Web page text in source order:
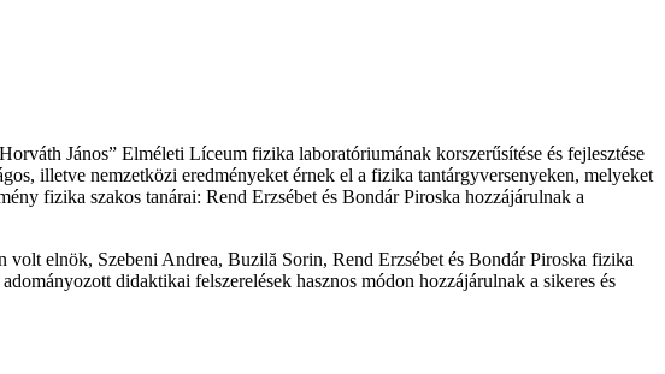
János” Elméleti Líceum fizika laboratóriumának korszerűsítése és fejlesztése
illetve nemzetközi eredményeket érnek el a fizika tantárgyversenyeken, melyeket
fizika szakos tanárai: Rend Erzsébet és Bondár Piroska hozzájárulnak a
elnök, Szebeni Andrea, Buzilă Sorin, Rend Erzsébet és Bondár Piroska fizika
didaktikai felszerelések hasznos módon hozzájárulnak a sikeres és